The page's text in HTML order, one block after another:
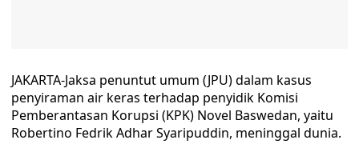
JAKARTA-Jaksa penuntut umum (JPU) dalam kasus
penyiraman air keras terhadap penyidik Komisi
Pemberantasan Korupsi (KPK) Novel Baswedan, yaitu
Robertino Fedrik Adhar Syaripuddin, meninggal dunia.